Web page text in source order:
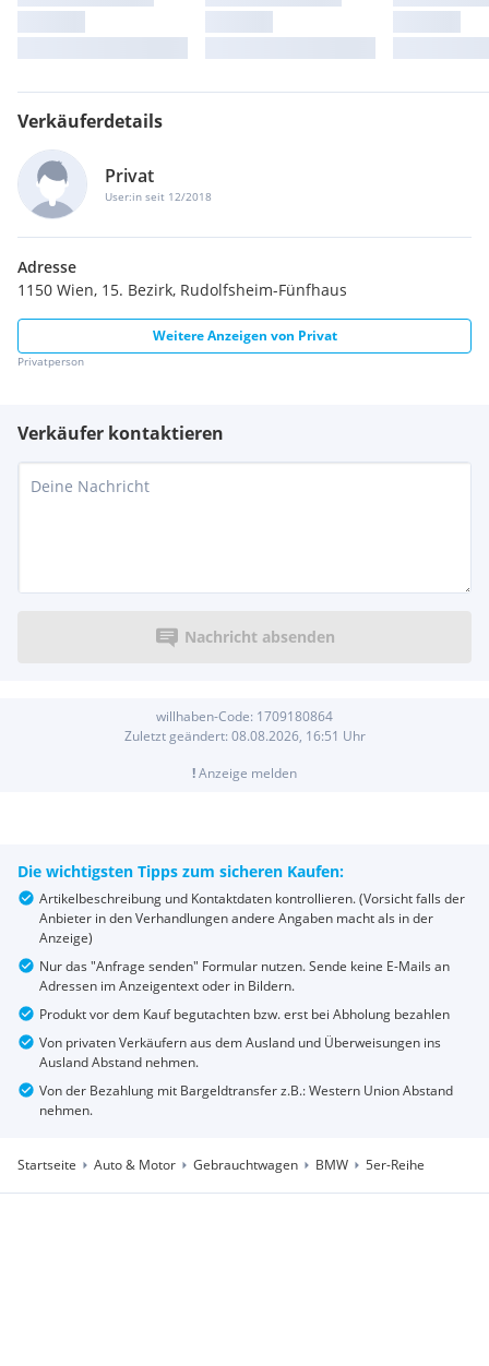
Verkäuferdetails
Privat
User:in seit 12/2018
Adresse
1150 Wien, 15. Bezirk, Rudolfsheim-Fünfhaus
Weitere Anzeigen von Privat
Privatperson
Verkäufer kontaktieren
Nachricht absenden
willhaben-Code: 1709180864
Zuletzt geändert: 08.08.2026, 16:51 Uhr
!Anzeige melden
Die wichtigsten Tipps zum sicheren Kaufen:
Artikelbeschreibung und Kontaktdaten kontrollieren. (Vorsicht falls der
Anbieter in den Verhandlungen andere Angaben macht als in der
Anzeige)
Nur das "Anfrage senden" Formular nutzen. Sende keine E-Mails an
Adressen im Anzeigentext oder in Bildern.
Produkt vor dem Kauf begutachten bzw. erst bei Abholung bezahlen
Von privaten Verkäufern aus dem Ausland und Überweisungen ins
Ausland Abstand nehmen.
Von der Bezahlung mit Bargeldtransfer z.B.: Western Union Abstand
nehmen.
Startseite Auto & Motor Gebrauchtwagen BMW 5er-Reihe